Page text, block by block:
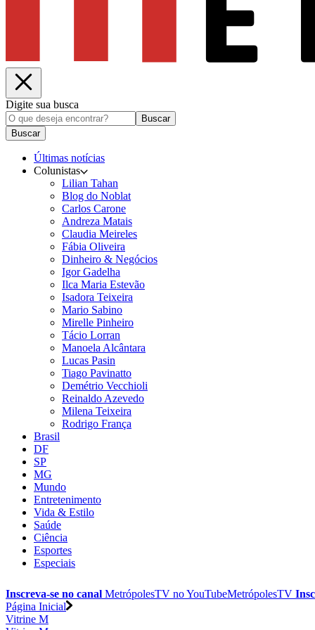
Digite sua busca
Buscar
Buscar
Últimas notícias
Colunistas
Lilian Tahan
Blog do Noblat
Carlos Carone
Andreza Matais
Claudia Meireles
Fábia Oliveira
Dinheiro & Negócios
Igor Gadelha
Ilca Maria Estevão
Isadora Teixeira
Mario Sabino
Mirelle Pinheiro
Tácio Lorran
Manoela Alcântara
Lucas Pasin
Tiago Pavinatto
Demétrio Vecchioli
Reinaldo Azevedo
Milena Teixeira
Rodrigo França
Brasil
DF
SP
MG
Mundo
Entretenimento
Vida & Estilo
Saúde
Ciência
Esportes
Especiais
Inscreva-se no canal MetrópolesTV noYouTubeMetrópolesTV
Página Inicial
Vitrine M